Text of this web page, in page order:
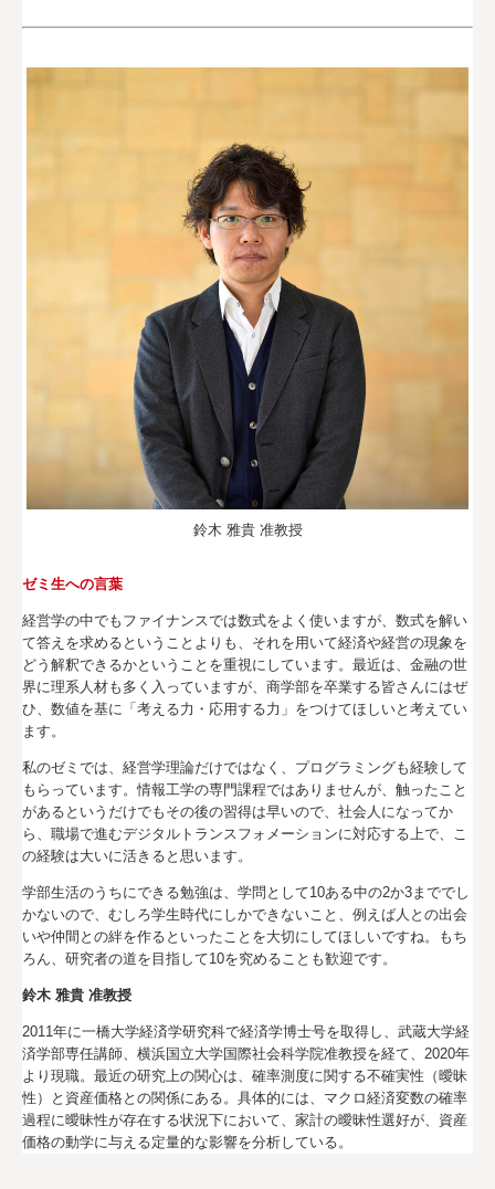
鈴木 雅貴 准教授
ゼミ生への言葉
経営学の中でもファイナンスでは数式をよく使いますが、数式を解い
て答えを求めるということよりも、それを用いて経済や経営の現象を
どう解釈できるかということを重視にしています。最近は、金融の世
界に理系人材も多く入っていますが、商学部を卒業する皆さんにはぜ
ひ、数値を基に「考える力・応用する力」をつけてほしいと考えてい
ます。
私のゼミでは、経営学理論だけではなく、プログラミングも経験して
もらっています。情報工学の専門課程ではありませんが、触ったこと
があるというだけでもその後の習得は早いので、社会人になってか
ら、職場で進むデジタルトランスフォメーションに対応する上で、こ
の経験は大いに活きると思います。
学部生活のうちにできる勉強は、学問として10ある中の2か3まででし
かないので、むしろ学生時代にしかできないこと、例えば人との出会
いや仲間との絆を作るといったことを大切にしてほしいですね。もち
ろん、研究者の道を目指して10を究めることも歓迎です。
鈴木 雅貴 准教授
2011年に一橋大学経済学研究科で経済学博士号を取得し、武蔵大学経
済学部専任講師、横浜国立大学国際社会科学院准教授を経て、2020年
より現職。最近の研究上の関心は、確率測度に関する不確実性（曖昧
性）と資産価格との関係にある。具体的には、マクロ経済変数の確率
過程に曖昧性が存在する状況下において、家計の曖昧性選好が、資産
価格の動学に与える定量的な影響を分析している。